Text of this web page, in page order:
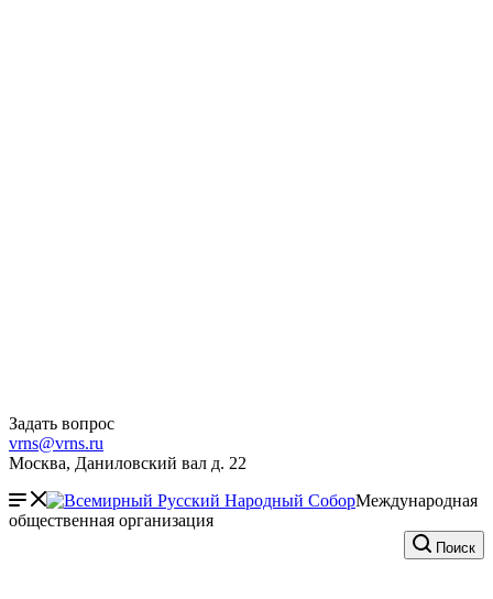
Задать вопрос
vrns@vrns.ru
Москва, Даниловский вал д. 22
Международная
общественная организация
Поиск